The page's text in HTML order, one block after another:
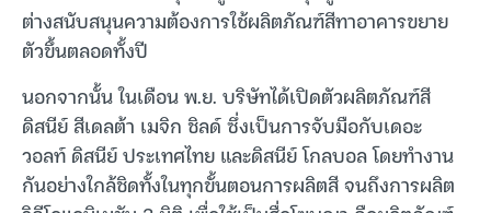
ต่างสนับสนุนความต้องการใช้ผลิตภัณฑ์สีทาอาคารขยาย
ตัวขึ้นตลอดทั้งปี
นอกจากนั้น ในเดือน พ.ย. บริษัทได้เปิดตัวผลิตภัณฑ์สี
ดิสนีย์ สีเดลต้า เมจิก ชิลด์ ซึ่งเป็นการจับมือกับเดอะ
วอลท์ ดิสนีย์ ประเทศไทย และดิสนีย์ โกลบอล โดยทำงาน
กันอย่างใกล้ชิดทั้งในทุกขั้นตอนการผลิตสี จนถึงการผลิต